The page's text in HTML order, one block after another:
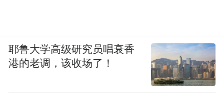
耶鲁大学高级研究员唱衰香
港的老调，该收场了！